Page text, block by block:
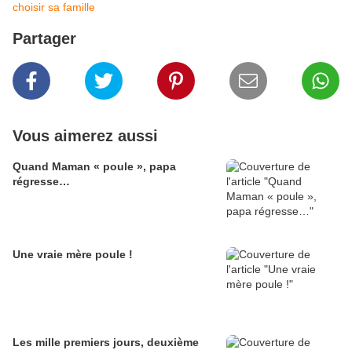
choisir sa famille
Partager
Vous aimerez aussi
Quand Maman « poule », papa
régresse…
Une vraie mère poule !
Les mille premiers jours, deuxième